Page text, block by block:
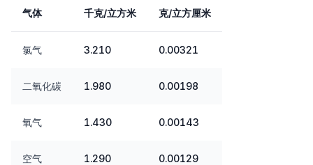
气体 千克/立方米 克/立方厘米
氯气 3.210 0.00321
二氧化碳 1.980 0.00198
氧气 1.430 0.00143
空气 1.290 0.00129